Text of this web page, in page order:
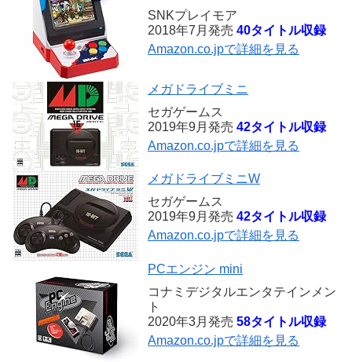
SNKプレイモア
2018年7月発売 40タイトル収録
Amazon.co.jpで詳細を見る
メガドライブミニ
セガゲームス
2019年9月発売 42タイトル収録
Amazon.co.jpで詳細を見る
メガドライブミニW
セガゲームス
2019年9月発売 42タイトル収録
Amazon.co.jpで詳細を見る
PCエンジン mini
コナミデジタルエンタテインメン
ト
2020年3月発売 58タイトル収録
Amazon.co.jpで詳細を見る